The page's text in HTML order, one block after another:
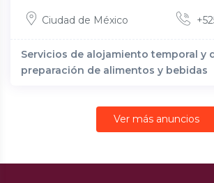
Ciudad de México
Servicios de alojamiento temporal y
preparación de alimentos y bebidas
Ver más anuncios